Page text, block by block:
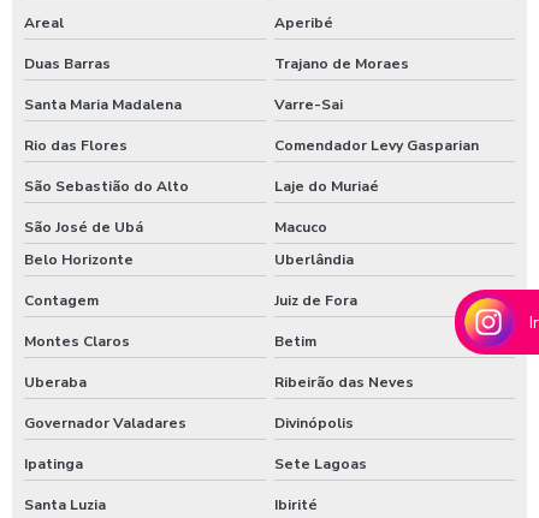
Lavagem de ônibus
Lavagem self service de automóveis
Lavagem self service carros
Lavagem de trator
Lavagem de veículos pesados
Limpa sider
Limpeza de máquinas pesadas
Maquina para higienização automotiva a vapor
Maquina para higienização de carros
Areal Aperibé
Duas Barras Trajano de Moraes
Santa Maria Madalena Varre-Sai
Rio das Flores Comendador Levy Gasparian
São Sebastião do Alto Laje do Muriaé
São José de Ubá
Macuco
Belo Horizonte
Uberlândia
Contagem Juiz de Fora
Montes Claros Betim
Uberaba Ribeirão das Neves
Governador Valadares Divinópolis
Ipatinga Sete Lagoas
Santa Luzia Ibirité